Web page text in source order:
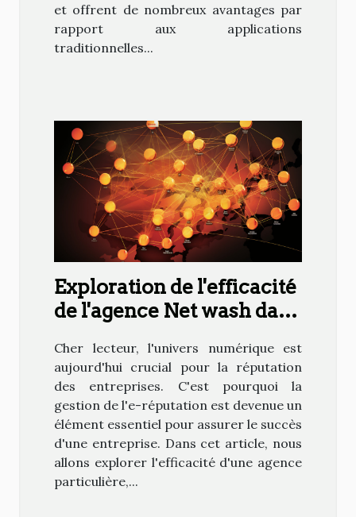
et offrent de nombreux avantages par
rapport aux applications
traditionnelles...
Exploration de l'efficacité
de l'agence Net wash dans
réputation
Cher lecteur, l'univers numérique est
aujourd'hui crucial pour la réputation
des entreprises. C'est pourquoi la
gestion de l'e-réputation est devenue un
élément essentiel pour assurer le succès
d'une entreprise. Dans cet article, nous
allons explorer l'efficacité d'une agence
particulière,...